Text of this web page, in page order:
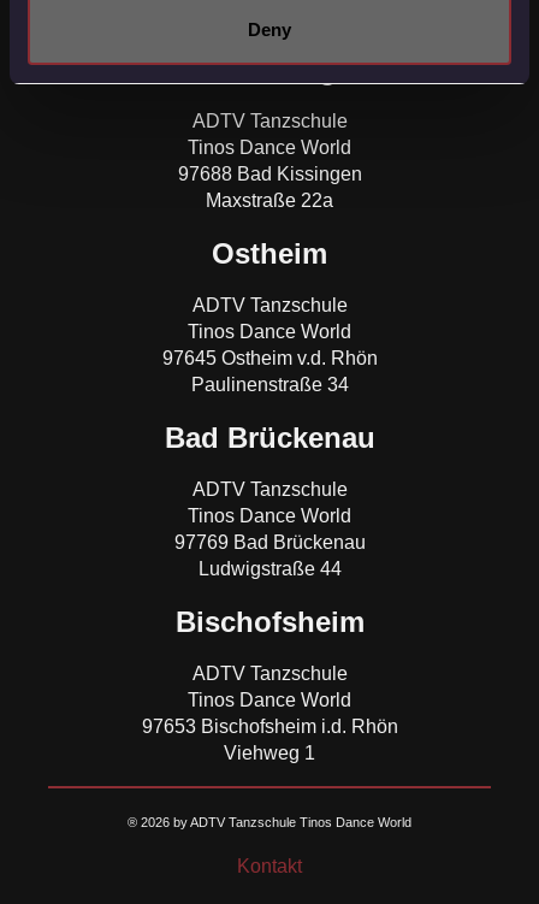
Deny
Bad Kissingen
ADTV Tanzschule
Tinos Dance World
97688 Bad Kissingen
Maxstraße 22a
Ostheim
ADTV Tanzschule
Tinos Dance World
97645 Ostheim v.d. Rhön
Paulinenstraße 34
Bad Brückenau
ADTV Tanzschule
Tinos Dance World
97769 Bad Brückenau
Ludwigstraße 44
Bischofsheim
ADTV Tanzschule
Tinos Dance World
97653 Bischofsheim i.d. Rhön
Viehweg 1
® 2026 by ADTV Tanzschule Tinos Dance World
Kontakt